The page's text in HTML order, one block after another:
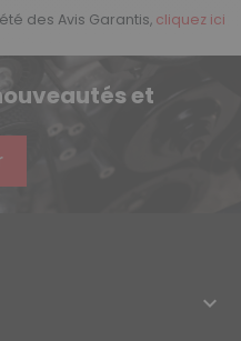
des Avis Garantis, cliquez ici
et
